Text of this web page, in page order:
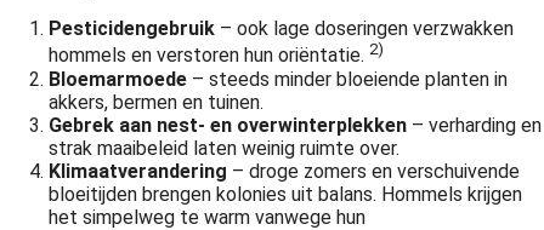
Pesticidengebruik – ook lage doseringen verzwakken
hommels en verstoren hun oriëntatie. 2)
Bloemarmoede – steeds minder bloeiende planten in
akkers, bermen en tuinen.
Gebrek aan nest- en overwinterplekken – verharding en
strak maaibeleid laten weinig ruimte over.
Klimaatverandering – droge zomers en verschuivende
bloeitijden brengen kolonies uit balans. Hommels krijgen
het simpelweg te warm vanwege hun